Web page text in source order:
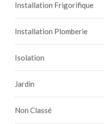
Installation Frigorifique
Installation Plomberie
Isolation
Jardin
Non Classé